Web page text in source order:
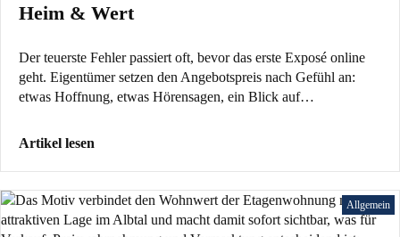
Heim & Wert
Der teuerste Fehler passiert oft, bevor das erste Exposé online
geht. Eigentümer setzen den Angebotspreis nach Gefühl an:
etwas Hoffnung, etwas Hörensagen, ein Blick auf…
Artikel lesen
Allgemein